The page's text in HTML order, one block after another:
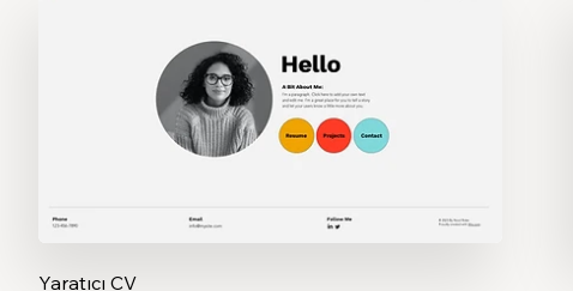
Yaratıcı CV